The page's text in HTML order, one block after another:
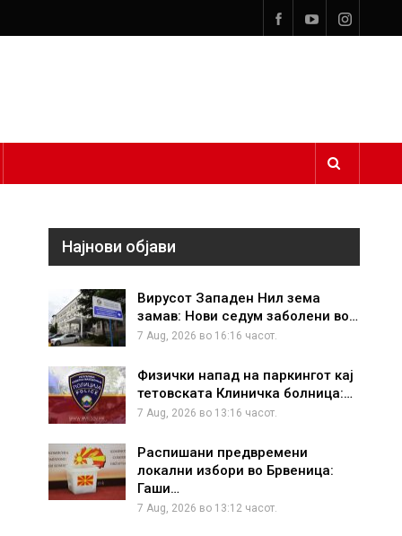
Најнови објави
Вирусот Западен Нил зема
замав: Нови седум заболени во…
7 Aug, 2026 во 16:16 часот.
Физички напад на паркингот кај
тетовската Клиничка болница:…
7 Aug, 2026 во 13:16 часот.
Распишани предвремени
локални избори во Брвеница:
Гаши…
7 Aug, 2026 во 13:12 часот.